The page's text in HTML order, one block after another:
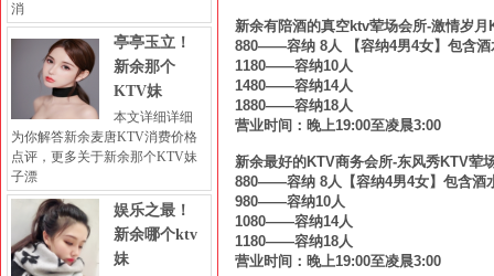
新余有陪酒的真空ktv荤场会所-激情岁月
880——容纳 8人 【容纳4男4女】包含酒
1180——容纳10人
1480——容纳14人
1880——容纳18人
营业时间：晚上19:00至凌晨3:00
新余最好的KTV商务会所-东风秀KTV荤
880——容纳 8人【容纳4男4女】包含酒
980——容纳10人
1080——容纳14人
1180——容纳18人
营业时间：晚上19:00至凌晨3:00
消
亭亭玉立！
新余那个
KTV妹
本文详细详细
为你解答新余麦唐KTV消费价格
点评，更多关于新余那个KTV妹
子漂
娱乐之最！
新余哪个ktv
妹